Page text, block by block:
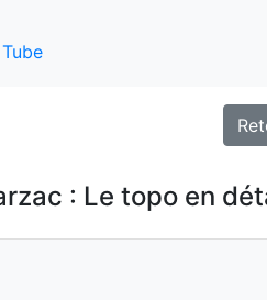
: Le topo en